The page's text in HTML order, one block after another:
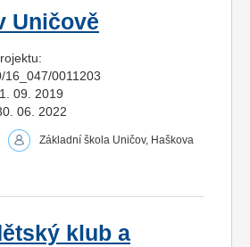
Uničově
16_047/0011203
09. 2019
06. 2022
Základní škola Uničov, Haškova
klub a